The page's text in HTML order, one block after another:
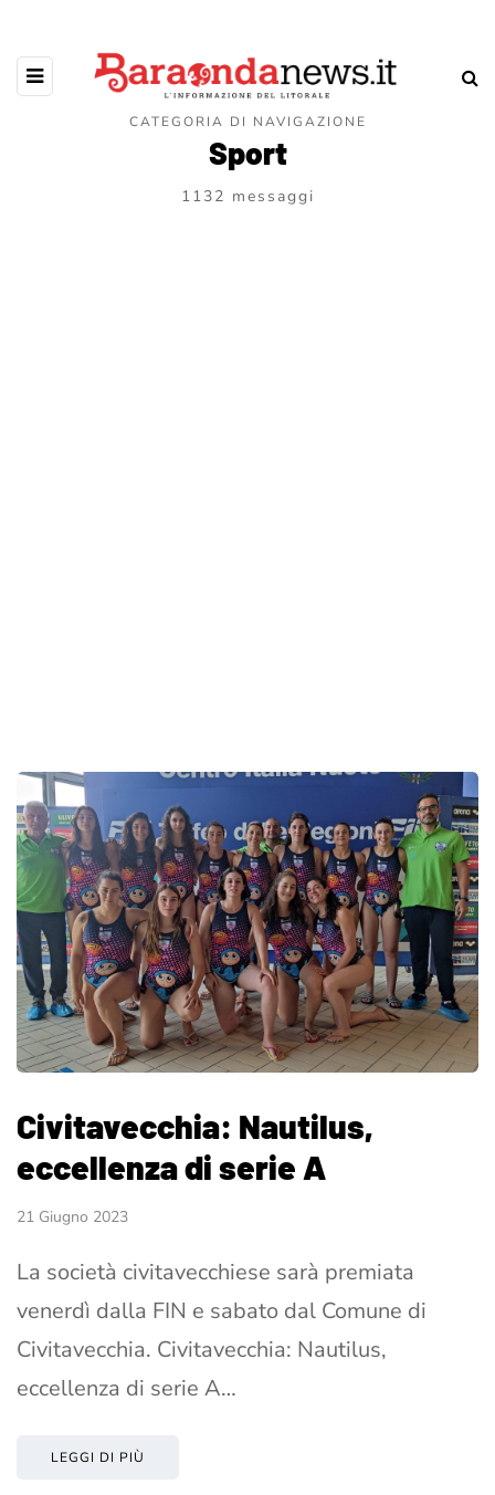
CATEGORIA DI NAVIGAZIONE
Sport
1132 messaggi
Civitavecchia: Nautilus,
eccellenza di serie A
21 Giugno 2023
La società civitavecchiese sarà premiata
venerdì dalla FIN e sabato dal Comune di
Civitavecchia. Civitavecchia: Nautilus,
eccellenza di serie A…
LEGGI DI PIÙ